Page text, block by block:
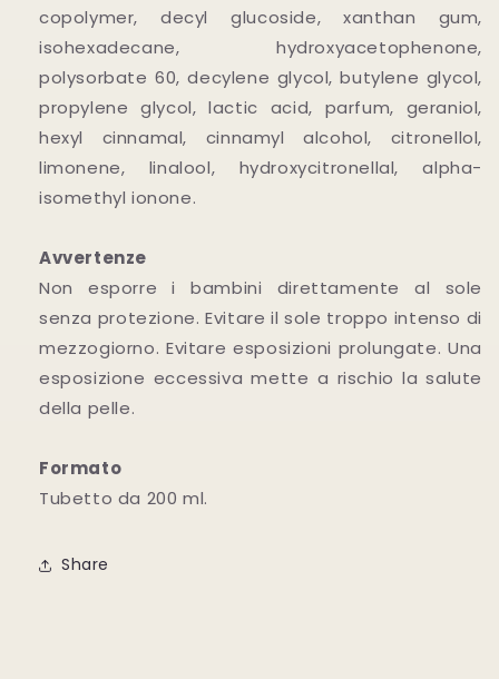
copolymer, decyl glucoside, xanthan gum,
isohexadecane, hydroxyacetophenone,
polysorbate 60, decylene glycol, butylene glycol,
propylene glycol, lactic acid, parfum, geraniol,
hexyl cinnamal, cinnamyl alcohol, citronellol,
limonene, linalool, hydroxycitronellal, alpha-
isomethyl ionone.
Avvertenze
Non esporre i bambini direttamente al sole
senza protezione. Evitare il sole troppo intenso di
mezzogiorno. Evitare esposizioni prolungate. Una
esposizione eccessiva mette a rischio la salute
della pelle.
Formato
Tubetto da 200 ml.
Share